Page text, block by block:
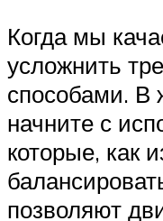
Когда мы
усложнить
способами. В
начните с
которые, как
позволяют